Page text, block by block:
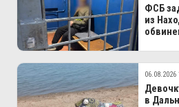
ФСБ
из
06.08.2026
в